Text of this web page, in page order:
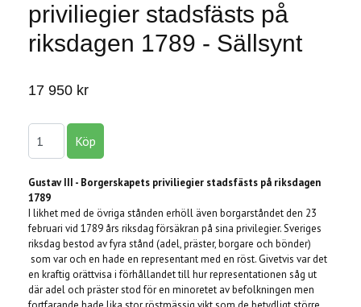
priviliegier stadsfästs på
riksdagen 1789 - Sällsynt
17 950 kr
Gustav III - Borgerskapets priviliegier stadsfästs på riksdagen
1789
I likhet med de övriga stånden erhöll även borgarståndet den 23
februari vid 1789 års riksdag försäkran på sina privilegier. Sveriges
riksdag bestod av fyra stånd (adel, präster, borgare och bönder)
som var och en hade en representant med en röst. Givetvis var det
en kraftig orättvisa i förhållandet till hur representationen såg ut
där adel och präster stod för en minoretet av befolkningen men